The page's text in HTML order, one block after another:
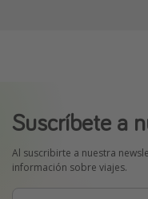
Suscríbete a
Al suscribirte a nuestra
información sobre viajes.